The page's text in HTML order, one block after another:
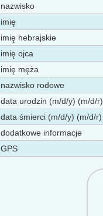
nazwisko
imię
imię hebrajskie
imię ojca
imię męża
nazwisko rodowe
data urodzin (m/d/y) (m/d/r)
data śmierci (m/d/y) (m/d/r)
dodatkowe informacje
GPS